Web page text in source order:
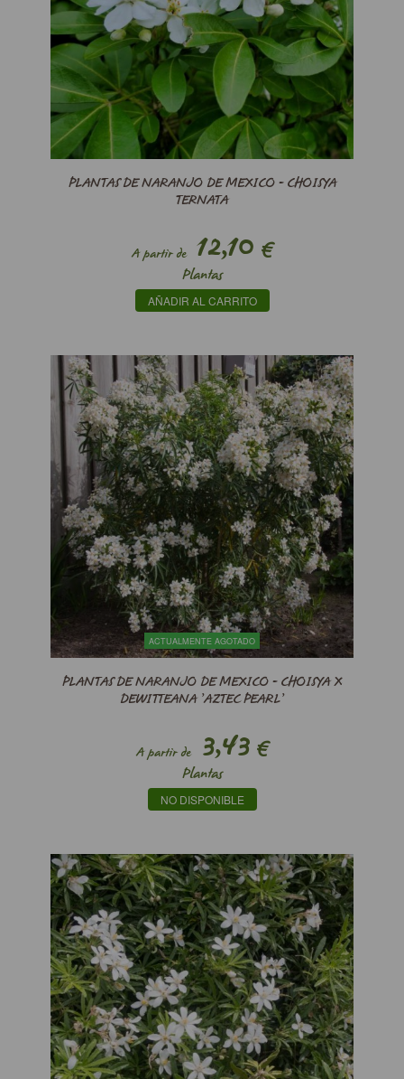
PLANTAS DE NARANJO DE MEXICO - CHOISYA
TERNATA
A partir de12,10 €
Plantas
AÑADIR AL CARRITO
ACTUALMENTE AGOTADO
PLANTAS DE NARANJO DE MEXICO - CHOISYA X
DEWITTEANA ’AZTEC PEARL’
A partir de3,43€
Plantas
NO DISPONIBLE